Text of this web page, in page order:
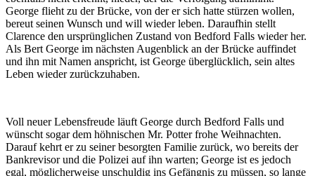
George flieht zu der Brücke, von der er sich hatte stürzen wollen,
bereut seinen Wunsch und will wieder leben. Daraufhin stellt
Clarence den ursprünglichen Zustand von Bedford Falls wieder her.
Als Bert George im nächsten Augenblick an der Brücke auffindet
und ihn mit Namen anspricht, ist George überglücklich, sein altes
Leben wieder zurückzuhaben.
Voll neuer Lebensfreude läuft George durch Bedford Falls und
wünscht sogar dem höhnischen Mr. Potter frohe Weihnachten.
Darauf kehrt er zu seiner besorgten Familie zurück, wo bereits der
Bankrevisor und die Polizei auf ihn warten; George ist es jedoch
egal, möglicherweise unschuldig ins Gefängnis zu müssen, so lange